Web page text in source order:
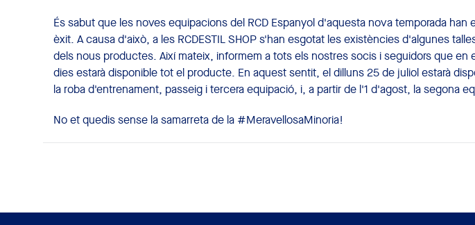
És sabut que les noves equipacions del RCD Espanyol d'aquesta nova temporada han
èxit. A causa d'això, a les RCDESTIL SHOP s'han esgotat les existències d'algunes
dels nous productes. Així mateix, informem a tots els nostres socis i seguidors que en
dies estarà disponible tot el producte. En aquest sentit, el dilluns 25 de juliol estarà
la roba d'entrenament, passeig i tercera equipació, i, a partir de l'1 d'agost, la segona
No et quedis sense la samarreta de la #MeravellosaMinoria!